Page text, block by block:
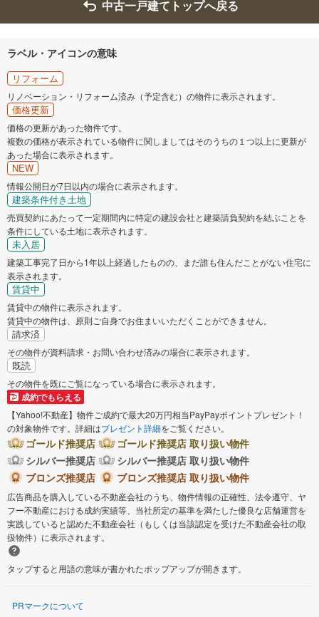
中古一戸建てトップへ戻る
ラベル・アイコンの意味
リフォーム
リノベーション・リフォーム済み（予定含む）の物件に表示されます。
価格更新
価格の更新があった物件です。
複数の価格が表示されている物件に関しましてはそのうちの１つ以上に更新が
あった場合に表示されます。
NEW
情報公開日が7日以内の場合に表示されます。
建築条件付き土地
売買契約にあたって一定期間内に特定の建設会社と建築請負契約を結ぶことを
条件にしている土地に表示されます。
未入居
建築工事完了日から1年以上経過したものの、まだ誰も住んだことがない住宅に
表示されます。
賃貸中
賃貸中の物件に表示されます。
賃貸中の物件は、原則ご自身でお住まいいただくことができません。
請求済
その物件が資料請求・お問い合わせ済みの場合に表示されます。
既読
その物件を既にご覧になっている場合に表示されます。
成約でもらえる
【Yahoo!不動産】物件ご成約で最大20万円相当PayPayポイントプレゼント！
の対象物件です。詳細はプレゼント詳細をご覧ください。
ゴールド推奨店
ゴールド推奨店 取り扱い物件
シルバー推奨店
シルバー推奨店 取り扱い物件
ブロンズ推奨店
ブロンズ推奨店 取り扱い物件
広告商品を購入している不動産会社のうち、物件情報の正確性、法令遵守、ヤ
フー不動産における成約実績等、当社所定の基準を満たした優良な店舗運営を
実践していると認めた不動産会社（もしくは当該認定を受けた不動産会社の取
扱物件）に表示されます。
タップすると用語の意味が書かれたポップアップが開きます。
PRマークについて